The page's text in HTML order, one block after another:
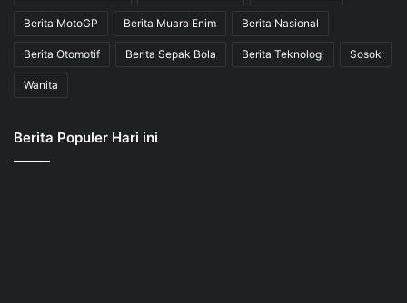
Berita MotoGP Berita Muara Enim Berita Nasional
Berita Otomotif Berita Sepak Bola Berita Teknologi Sosok
Wanita
Berita Populer Hari ini